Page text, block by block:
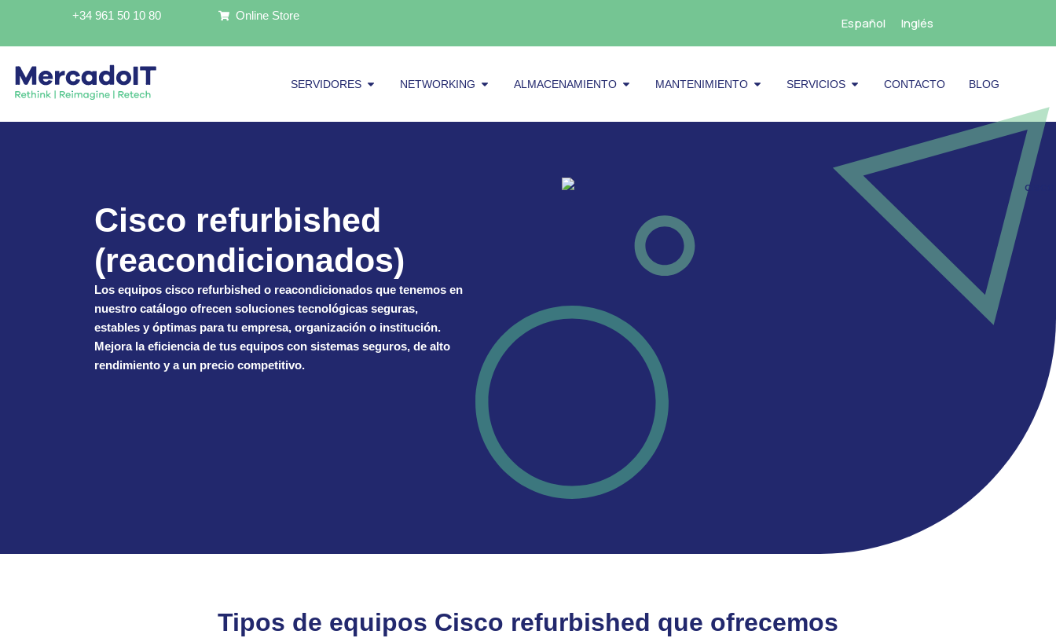
contenido
+34 961 50 10 80 Online Store Español Inglés
SERVIDORES Abrir Servidores
NETWORKING Abrir Networking
ALMACENAMIENTO Abrir almacenamiento
MANTENIMIENTO Abrir Mantenimiento
SERVICIOS Abrir Servicios
CONTACTO BLOG
Cisco refurbished
(reacondicionados)
Los equipos cisco refurbished o reacondicionados que tenemos en
nuestro catálogo ofrecen soluciones tecnológicas seguras,
estables y óptimas para tu empresa, organización o institución.
Mejora la eficiencia de tus equipos con sistemas seguros, de alto
rendimiento y a un precio competitivo.
Tipos de equipos Cisco refurbished que ofrecemos